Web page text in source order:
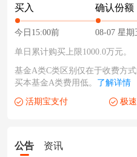
买入
今日15:00前
确认份额
08-07 星期
单日累计购买上限1000.0万元。
基金A类C类区别仅在于收费方
买本基金A类费用低。 了解详情
活期宝支付 极
公告 资讯